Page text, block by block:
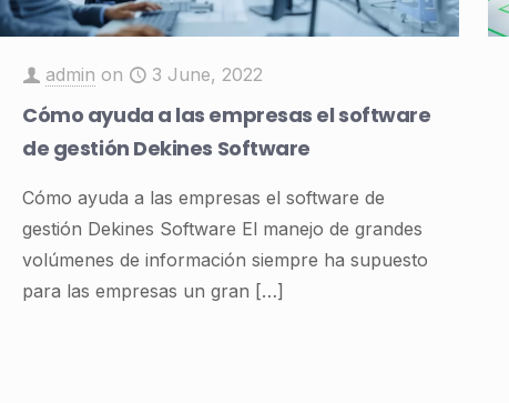
admin on 3 June, 2022
Cómo ayuda a las empresas el software
de gestión Dekines Software
Cómo ayuda a las empresas el software de
gestión Dekines Software El manejo de grandes
volúmenes de información siempre ha supuesto
para las empresas un gran […]